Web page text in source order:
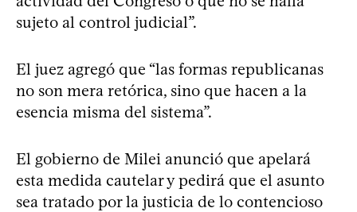
sujeto al control judicial”.
El juez agregó que “las formas republicanas
no son mera retórica, sino que hacen a la
esencia misma del sistema”.
El gobierno de Milei anunció que apelará
esta medida cautelar y pedirá que el asunto
sea tratado por la justicia de lo contencioso